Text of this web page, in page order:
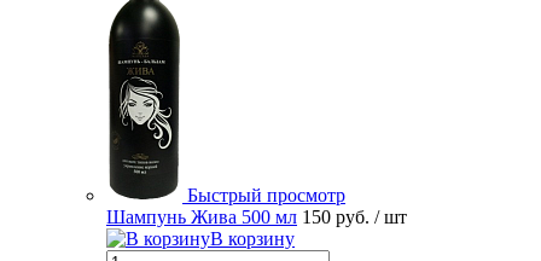
Быстрый просмотр
Шампунь Жива 500 мл 150 руб. / шт
В корзину